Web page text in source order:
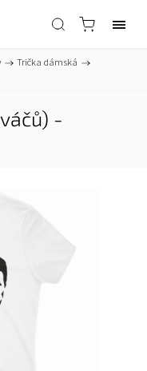
/ Trička dámská /
-